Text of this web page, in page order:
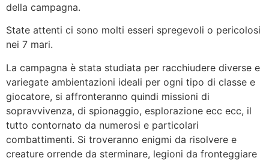
della campagna.
State attenti ci sono molti esseri spregevoli o pericolosi
nei 7 mari.
La campagna è stata studiata per racchiudere diverse e
variegate ambientazioni ideali per ogni tipo di classe e
giocatore, si affronteranno quindi missioni di
sopravvivenza, di spionaggio, esplorazione ecc ecc, il
tutto contornato da numerosi e particolari
combattimenti. Si troveranno enigmi da risolvere e
creature orrende da sterminare, legioni da fronteggiare